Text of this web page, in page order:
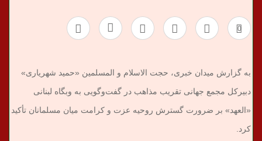
ر0
به گزارش میدان خبری، حجت الاسلام و المسلمین «حمید شهریاری»
دبیرکل مجمع جهانی تقریب مذاهب در گفت‌وگویی به وبگاه لبنانی
«العهد» بر ضرورت گسترش روحیه عزت و کرامت میان مسلمانان تأکید
کرد.